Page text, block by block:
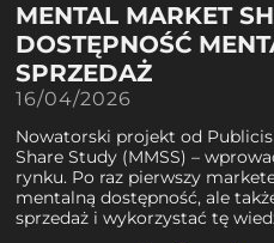
MENTAL MARKET
DOSTĘPNOŚĆ
SPRZEDAŻ
16/04/2026
Nowatorski projekt od
Share Study (MMSS) –
rynku. Po raz pierwszy
mentalną dostępność, ale
sprzedaż i wykorzystać tę